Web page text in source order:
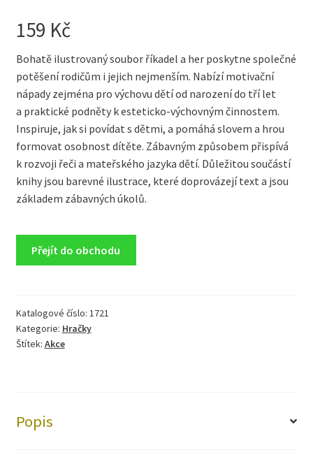
159 Kč
Bohatě ilustrovaný soubor říkadel a her poskytne společné
potěšení rodičům i jejich nejmenším. Nabízí motivační
nápady zejména pro výchovu dětí od narození do tří let
a praktické podněty k esteticko-výchovným činnostem.
Inspiruje, jak si povídat s dětmi, a pomáhá slovem a hrou
formovat osobnost dítěte. Zábavným způsobem přispívá
k rozvoji řeči a mateřského jazyka dětí. Důležitou součástí
knihy jsou barevné ilustrace, které doprovázejí text a jsou
základem zábavných úkolů.
Přejít do obchodu
Katalogové číslo: 1721
Kategorie: Hračky
Štítek: Akce
Popis